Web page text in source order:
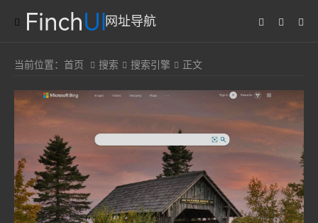
网址导航
当前位置： 首页 搜索 搜索引擎 正文